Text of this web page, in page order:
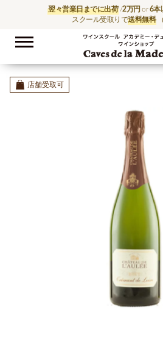
翌々営業日までに出荷/2万円 or6本
スクール受取りで送料無料
店舗受取可